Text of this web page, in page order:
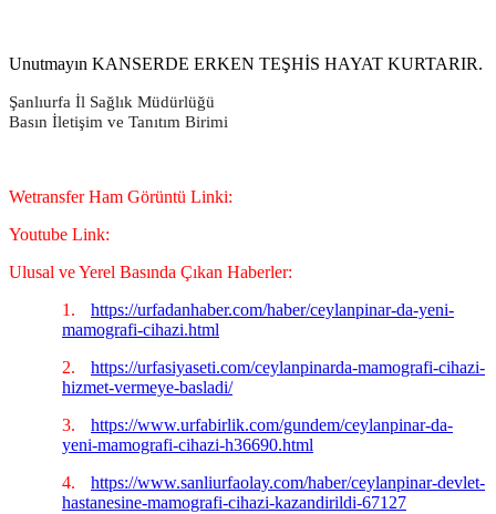
Unutmayın KANSERDE ERKEN TEŞHİS HAYAT KURTARIR.
Şanlıurfa İl Sağlık Müdürlüğü
Basın İletişim ve Tanıtım Birimi
Wetransfer Ham Görüntü Linki:
Youtube Link:
Ulusal ve Yerel Basında Çıkan Haberler:
1.
https://urfadanhaber.com/haber/ceylanpinar-da-yeni-
mamografi-cihazi.html
2.
https://urfasiyaseti.com/ceylanpinarda-mamografi-cihazi-
hizmet-vermeye-basladi/
3.
https://www.urfabirlik.com/gundem/ceylanpinar-da-
yeni-mamografi-cihazi-h36690.html
4.
https://www.sanliurfaolay.com/haber/ceylanpinar-devlet-
hastanesine-mamografi-cihazi-kazandirildi-67127